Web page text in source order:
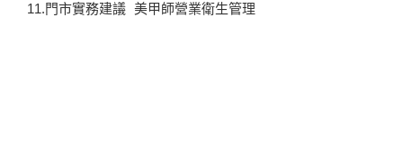
11.門市實務建議 美甲師營業衛生管理